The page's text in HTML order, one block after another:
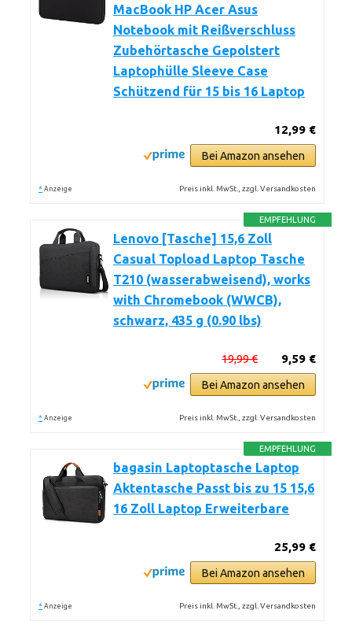
MacBook HP Acer Asus
Notebook mit Reißverschluss
Zubehörtasche Gepolstert
Laptophülle Sleeve Case
Schützend für 15 bis 16 Laptop
12,99 €
Bei Amazon ansehen
* Anzeige Preis inkl. MwSt., zzgl. Versandkosten
EMPFEHLUNG
Lenovo [Tasche] 15,6 Zoll
Casual Topload Laptop Tasche
T210 (wasserabweisend), works
with Chromebook (WWCB),
schwarz, 435 g (0.90 lbs)
9,59 €
19,99 €
Bei Amazon ansehen
* Anzeige Preis inkl. MwSt., zzgl. Versandkosten
EMPFEHLUNG
bagasin Laptoptasche Laptop
Aktentasche Passt bis zu 15 15,6
16 Zoll Laptop Erweiterbare
25,99 €
Bei Amazon ansehen
* Anzeige Preis inkl. MwSt., zzgl. Versandkosten